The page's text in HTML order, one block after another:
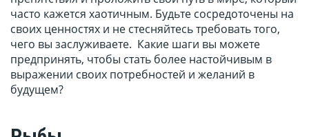
часто кажется хаотичным. Будьте сосредоточены на
своих ценностях и не стесняйтесь требовать того,
чего вы заслуживаете. Какие шаги вы можете
предпринять, чтобы стать более настойчивым в
выражении своих потребностей и желаний в
будущем?